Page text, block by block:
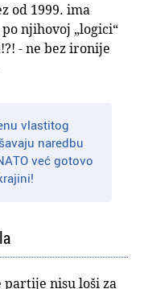
od 1999. ima
njihovoj „logici“
- ne bez ironije
vlastitog
naredbu
već gotovo
partije nisu loši za